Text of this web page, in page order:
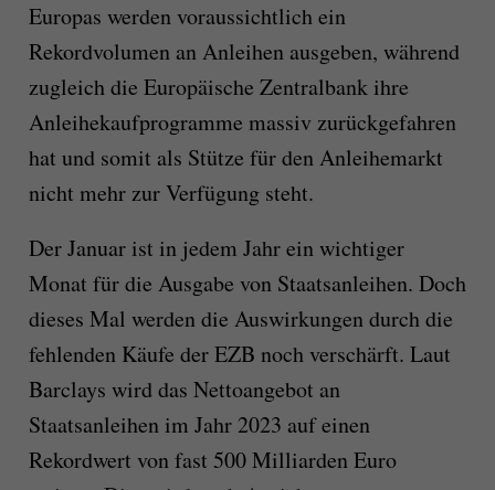
Europas werden voraussichtlich ein
Rekordvolumen an Anleihen ausgeben, während
zugleich die Europäische Zentralbank ihre
Anleihekaufprogramme massiv zurückgefahren
hat und somit als Stütze für den Anleihemarkt
nicht mehr zur Verfügung steht.
Der Januar ist in jedem Jahr ein wichtiger
Monat für die Ausgabe von Staatsanleihen. Doch
dieses Mal werden die Auswirkungen durch die
fehlenden Käufe der EZB noch verschärft. Laut
Barclays wird das Nettoangebot an
Staatsanleihen im Jahr 2023 auf einen
Rekordwert von fast 500 Milliarden Euro